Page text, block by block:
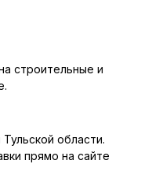
строительные и
области.
прямо на сайте